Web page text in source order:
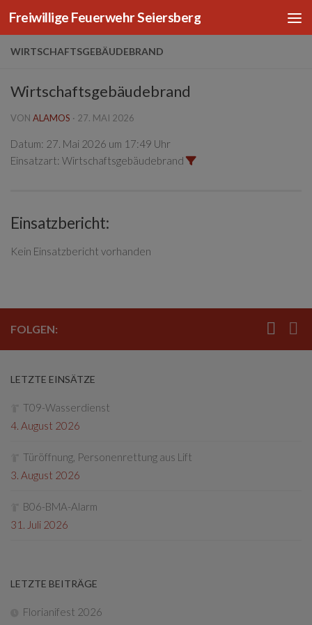
Zum Inhalt springen
Freiwillige Feuerwehr Seiersberg
WIRTSCHAFTSGEBÄUDEBRAND
Wirtschaftsgebäudebrand
VON ALAMOS · 27. MAI 2026
Datum: 27. Mai 2026 um 17:49 Uhr
Einsatzart: Wirtschaftsgebäudebrand
Einsatzbericht:
Kein Einsatzbericht vorhanden
FOLGEN:
LETZTE EINSÄTZE
T09-Wasserdienst
4. August 2026
Türöffnung, Personenrettung aus Lift
3. August 2026
B06-BMA-Alarm
31. Juli 2026
LETZTE BEITRÄGE
Florianifest 2026